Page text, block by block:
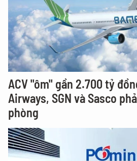
ACV "ôm" gần 2.700 tỷ
Airways, SGN và Sasco
phòng